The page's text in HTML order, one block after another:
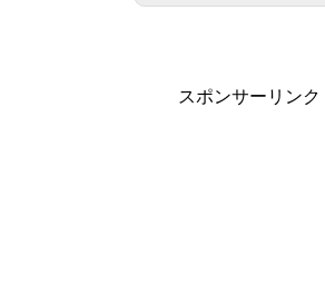
スポンサーリンク